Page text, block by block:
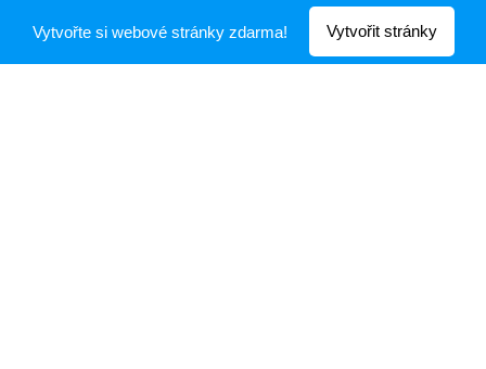
Vytvořte si webové stránky zdarma! Vytvořit stránky